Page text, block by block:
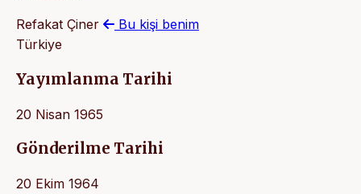
Refakat Çiner
Bu kişi benim
Türkiye
Yayımlanma Tarihi
20 Nisan 1965
Gönderilme Tarihi
20 Ekim 1964